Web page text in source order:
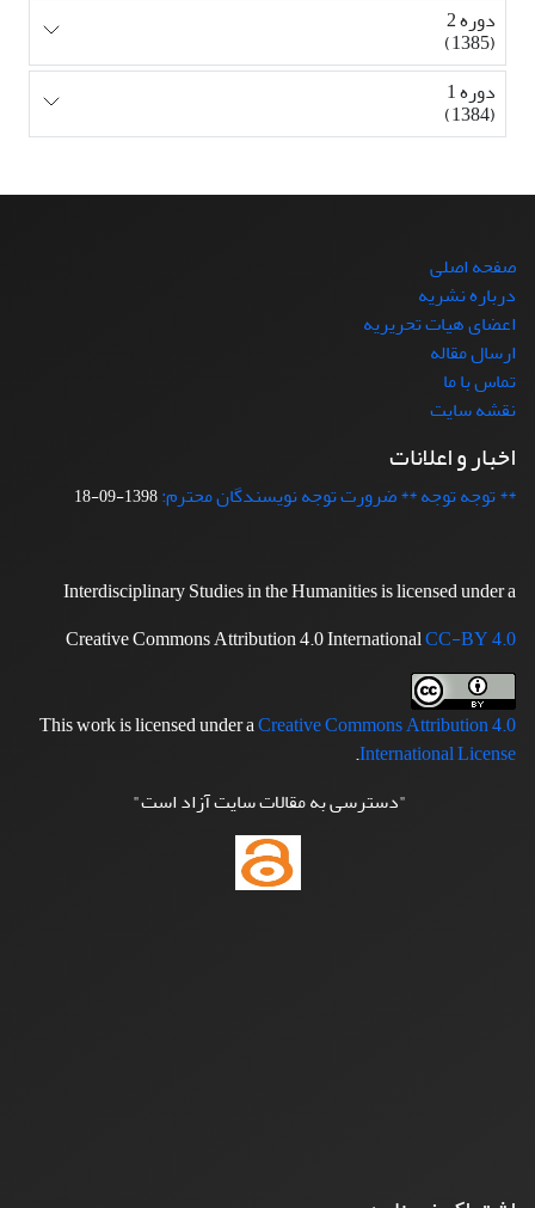
دوره 2
(1385)
دوره 1
(1384)
صفحه اصلی
درباره نشریه
اعضای هیات تحریریه
ارسال مقاله
تماس با ما
نقشه سایت
اخبار و اعلانات
** توجه توجه ** ضرورت توجه نویسندگان محترم:1398-09-18
Interdisciplinary Studies in the Humanities is licensed under a
Creative Commons Attribution 4.0 InternationalCC-BY 4.0
This work is licensed under aCreative Commons Attribution 4.0
International License
.
"دسترسی به مقالات سایت آزاد است"